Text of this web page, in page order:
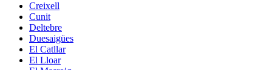
Creixell
Cunit
Deltebre
Duesaigües
El Catllar
El Lloar